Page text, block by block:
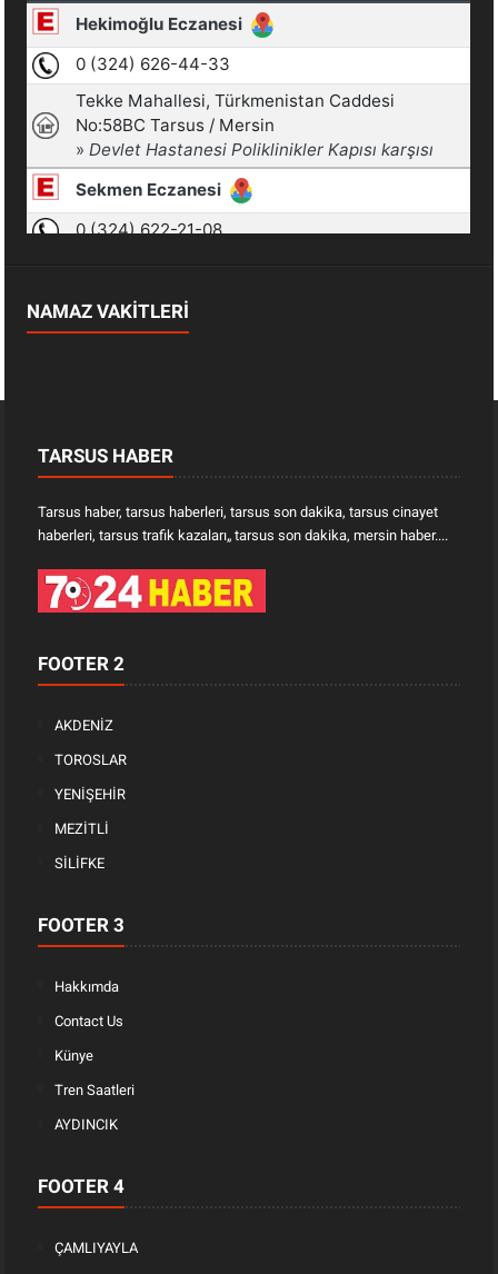
NAMAZ VAKİTLERİ
TARSUS HABER
Tarsus haber, tarsus haberleri, tarsus son dakika, tarsus cinayet
haberleri, tarsus trafik kazaları„ tarsus son dakika, mersin haber....
FOOTER 2
AKDENİZ
TOROSLAR
YENİŞEHİR
MEZİTLİ
SİLİFKE
FOOTER 3
Hakkımda
Contact Us
Künye
Tren Saatleri
AYDINCIK
FOOTER 4
ÇAMLIYAYLA